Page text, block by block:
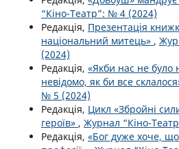
“Кіно-Театр”: № 4 (2024)
Редакція, Презентація
національний митець» ,
(2024)
Редакція, «Якби нас не було
невідомо, як би все
№ 5 (2024)
Редакція, Цикл «Збройні
героїв» , Журнал “Кіно-
Редакція, «Бог дуже хоче,